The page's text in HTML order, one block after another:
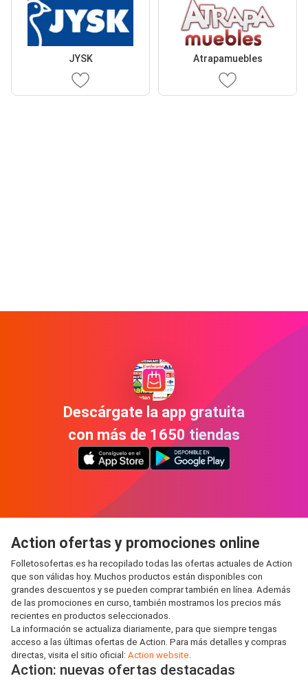
JYSK Atrapamuebles
Descárgate la app gratuita
con más de 1650 tiendas
Action ofertas y promociones online
Folletosofertas.es ha recopilado todas las ofertas actuales de Action
que son válidas hoy. Muchos productos están disponibles con
grandes descuentos y se pueden comprar también en línea. Además
de las promociones en curso, también mostramos los precios más
recientes en productos seleccionados.
La información se actualiza diariamente, para que siempre tengas
acceso a las últimas ofertas de Action. Para más detalles y compras
directas, visita el sitio oficial: Action website.
Action: nuevas ofertas destacadas